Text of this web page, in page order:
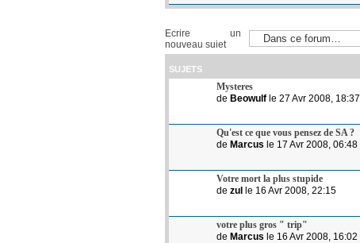
Ecrire un
nouveau sujet
SUJETS
Mysteres
de Beowulf le 27 Avr 2008, 18:37
Qu'est ce que vous pensez de SA ?
de Marcus le 17 Avr 2008, 06:48
Votre mort la plus stupide
de zul le 16 Avr 2008, 22:15
votre plus gros " trip"
de Marcus le 16 Avr 2008, 16:02